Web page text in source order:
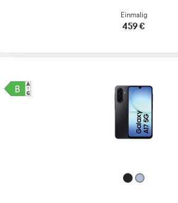
Einmalig
459 €